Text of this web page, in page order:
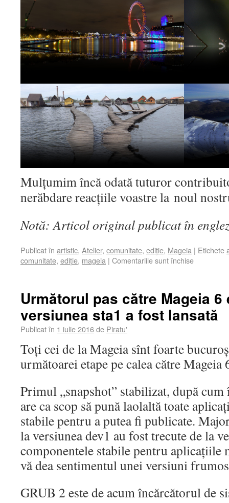
Mulțumim încă odată tuturor
nerăbdare reacțiile voastre la noul
Notă: Articol original publicat în
Publicat în artistic, Atelier, comunitate, ediție, Mageia | Etichete
comunitate, ediție, mageia | Comentariile sunt închise
Următorul pas către Mageia 6
versiunea sta1 a fost lansată
Publicat în 1 iulie 2016de Piratu'
Toți cei de la Mageia sînt foarte
următoarei etape pe calea către Mageia
Primul „snapshot” stabilizat, după cum
are ca scop să pună laolaltă toate
stabile pentru a putea fi publicate.
la versiunea dev1 au fost trecute de la
componentele stabile pentru aplicațiile
vă dea sentimentul unei versiuni
GRUB 2 este de acum încărcătorul de